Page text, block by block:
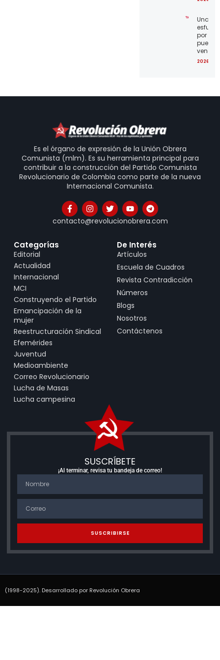
por el
pueblo
2026-
Es el órgano de expresión de la Unión Obrera
Comunista (mlm). Es su herramienta principal para
contribuir a la construcción del Partido Comunista
Revolucionario de Colombia como parte de la nueva
Internacional Comunista.
contacto@revolucionobrera.com
Categorías
Editorial
Actualidad
Internacional
MCI
Construyendo el Partido
Emancipación de la
mujer
Reestructuración Sindical
Efemérides
Juventud
Medioambiente
Correo Revolucionario
Lucha de Masas
Lucha campesina
De Interés
Artículos
Escuela de Cuadros
Revista Contradicción
Números
Blogs
Nosotros
Contáctenos
SUSCRÍBETE
¡Al terminar, revisa tu bandeja de correo!
SUSCRIBIRSE
(1998-2025). Desarrollado por Revolución Obrera